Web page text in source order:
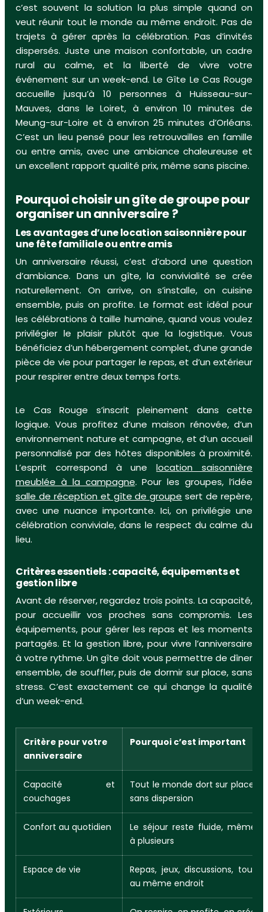
c’est souvent la solution la plus simple quand on
veut réunir tout le monde au même endroit. Pas de
trajets à gérer après la célébration. Pas d’invités
dispersés. Juste une maison confortable, un cadre
rural au calme, et la liberté de vivre votre
événement sur un week-end. Le Gîte Le Cas Rouge
accueille jusqu’à 10 personnes à Huisseau-sur-
Mauves, dans le Loiret, à environ 10 minutes de
Meung-sur-Loire et à environ 25 minutes d’Orléans.
C’est un lieu pensé pour les retrouvailles en famille
ou entre amis, avec une ambiance chaleureuse et
un excellent rapport qualité prix, même sans piscine.
Pourquoi choisir un gîte de groupe pour
organiser un anniversaire ?
Les avantages d’une location saisonnière pour
une fête familiale ou entre amis
Un anniversaire réussi, c’est d’abord une question
d’ambiance. Dans un gîte, la convivialité se crée
naturellement. On arrive, on s’installe, on cuisine
ensemble, puis on profite. Le format est idéal pour
les célébrations à taille humaine, quand vous voulez
privilégier le plaisir plutôt que la logistique. Vous
bénéficiez d’un hébergement complet, d’une grande
pièce de vie pour partager le repas, et d’un extérieur
pour respirer entre deux temps forts.
Le Cas Rouge s’inscrit pleinement dans cette
logique. Vous profitez d’une maison rénovée, d’un
environnement nature et campagne, et d’un accueil
personnalisé par des hôtes disponibles à proximité.
L’esprit correspond à unelocation saisonnière
meublée à la campagne. Pour les groupes, l’idée
salle de réception et gîte de groupe sert de repère,
avec une nuance importante. Ici, on privilégie une
célébration conviviale, dans le respect du calme du
lieu.
Critères essentiels : capacité, équipements et
gestion libre
Avant de réserver, regardez trois points. La capacité,
pour accueillir vos proches sans compromis. Les
équipements, pour gérer les repas et les moments
partagés. Et la gestion libre, pour vivre l’anniversaire
à votre rythme. Un gîte doit vous permettre de dîner
ensemble, de souffler, puis de dormir sur place, sans
stress. C’est exactement ce qui change la qualité
d’un week-end.
Critère pour votre
anniversaire
Pourquoi c’est important
Capacité et
couchages
Tout le monde dort sur place,
sans dispersion
Confort au quotidien
Le séjour reste fluide, même
à plusieurs
Espace de vie
Repas, jeux, discussions, tout
au même endroit